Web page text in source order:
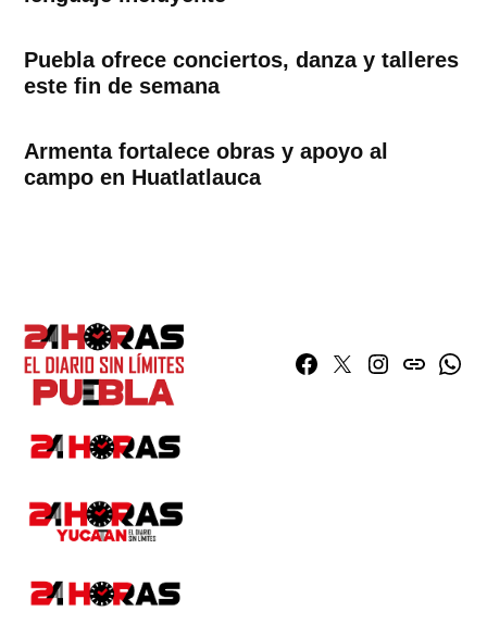
Puebla ofrece conciertos, danza y talleres
este fin de semana
Armenta fortalece obras y apoyo al
campo en Huatlatlauca
Facebook
TwitterInstagram
issuu